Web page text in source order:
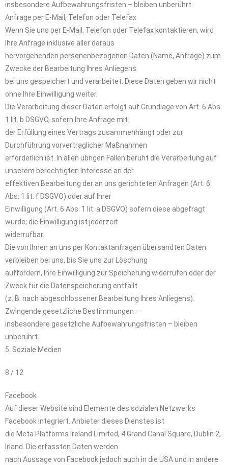
insbesondere Aufbewahrungsfristen – bleiben unberührt.
Anfrage per E-Mail, Telefon oder Telefax
Wenn Sie uns per E-Mail, Telefon oder Telefax kontaktieren, wird
Ihre Anfrage inklusive aller daraus
hervorgehenden personenbezogenen Daten (Name, Anfrage) zum
Zwecke der Bearbeitung Ihres Anliegens
bei uns gespeichert und verarbeitet. Diese Daten geben wir nicht
ohne Ihre Einwilligung weiter.
Die Verarbeitung dieser Daten erfolgt auf Grundlage von Art. 6 Abs.
1 lit. b DSGVO, sofern Ihre Anfrage mit
der Erfüllung eines Vertrags zusammenhängt oder zur
Durchführung vorvertraglicher Maßnahmen
erforderlich ist. In allen übrigen Fällen beruht die Verarbeitung auf
unserem berechtigten Interesse an der
effektiven Bearbeitung der an uns gerichteten Anfragen (Art. 6
Abs. 1 lit. f DSGVO) oder auf Ihrer
Einwilligung (Art. 6 Abs. 1 lit. a DSGVO) sofern diese abgefragt
wurde; die Einwilligung ist jederzeit
widerrufbar.
Die von Ihnen an uns per Kontaktanfragen übersandten Daten
verbleiben bei uns, bis Sie uns zur Löschung
auffordern, Ihre Einwilligung zur Speicherung widerrufen oder der
Zweck für die Datenspeicherung entfällt
(z. B. nach abgeschlossener Bearbeitung Ihres Anliegens).
Zwingende gesetzliche Bestimmungen –
insbesondere gesetzliche Aufbewahrungsfristen – bleiben
unberührt.
5. Soziale Medien
8 / 12
Facebook
Auf dieser Website sind Elemente des sozialen Netzwerks
Facebook integriert. Anbieter dieses Dienstes ist
die Meta Platforms Ireland Limited, 4 Grand Canal Square, Dublin 2,
Irland. Die erfassten Daten werden
nach Aussage von Facebook jedoch auch in die USA und in andere